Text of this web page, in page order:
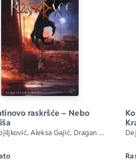
raskršće – Nebo
Aleksa Gajić, Dragan
Siniša Radović